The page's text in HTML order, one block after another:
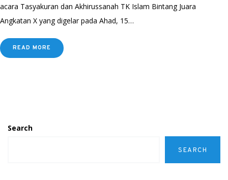
acara Tasyakuran dan Akhirussanah TK Islam Bintang Juara
Angkatan X yang digelar pada Ahad, 15…
READ MORE
Search
SEARCH